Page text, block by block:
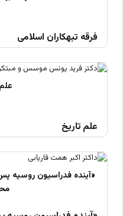
فرقه تبهکاران اسلامی
علم تاریخ